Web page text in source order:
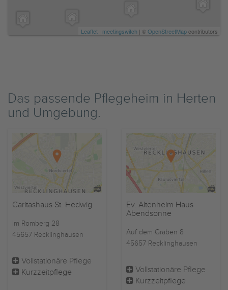
Leaflet | meetingswitch | ©OpenStreetMapcontributors
Das passende Pflegeheim in Herten
und Umgebung.
Caritashaus St. Hedwig
Im Romberg 28
45657 Recklinghausen
Vollstationäre Pflege
Kurzzeitpflege
Ev. Altenheim Haus
Abendsonne
Auf dem Graben 8
45657 Recklinghausen
Vollstationäre Pflege
Kurzzeitpflege